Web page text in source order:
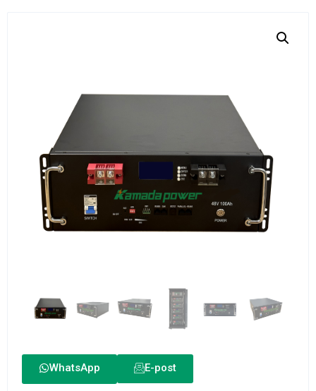
WhatsApp E-post